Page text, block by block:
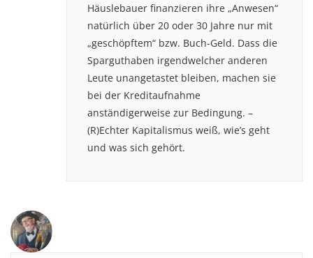
Häuslebauer finanzieren ihre „Anwesen“
natürlich über 20 oder 30 Jahre nur mit
„geschöpftem“ bzw. Buch-Geld. Dass die
Sparguthaben irgendwelcher anderen
Leute unangetastet bleiben, machen sie
bei der Kreditaufnahme
anständigerweise zur Bedingung. –
(R)Echter Kapitalismus weiß, wie’s geht
und was sich gehört.